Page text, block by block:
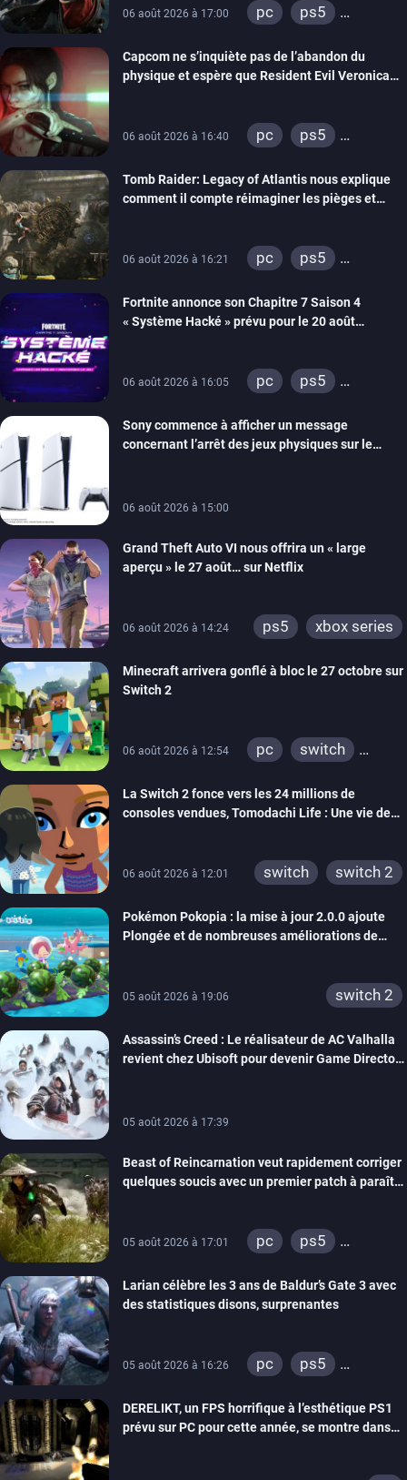
06 août 2026 à 17:00 pc
ps5
switch 2
Capcom ne s’inquiète pas de l’abandon du
physique et espère que Resident Evil Veronica
06 août 2026 à 16:40 pc
ps5
switch 2
Tomb Raider: Legacy of Atlantis nous explique
comment il compte réimaginer les pièges et
06 août 2026 à 16:21 pc
ps5
switch 2
Fortnite annonce son Chapitre 7 Saison 4
« Système Hacké » prévu pour le 20 août
06 août 2026 à 16:05 pc
ps5
switch
ios
android
ps4
Sony commence à afficher un message
concernant l’arrêt des jeux physiques sur le
06 août 2026 à 15:00
Grand Theft Auto VI nous offrira un « large
aperçu » le 27 août… sur Netflix
06 août 2026 à 14:24 ps5 xbox series
Minecraft arrivera gonflé à bloc le 27 octobre sur
Switch 2
06 août 2026 à 12:54 pc
switch
xbox one
wiiu
3ds
ps3
switch 2
La Switch 2 fonce vers les 24 millions de
consoles vendues, Tomodachi Life : Une vie de
06 août 2026 à 12:01 switch switch 2
Pokémon Pokopia : la mise à jour 2.0.0 ajoute
Plongée et de nombreuses améliorations de
05 août 2026 à 19:06 switch 2
Assassin’s Creed : Le réalisateur de AC Valhalla
revient chez Ubisoft pour devenir Game Director
05 août 2026 à 17:39
Beast of Reincarnation veut rapidement corriger
quelques soucis avec un premier patch à paraître
05 août 2026 à 17:01 pc
ps5
Larian célèbre les 3 ans de Baldur’s Gate 3 avec
des statistiques disons, surprenantes
05 août 2026 à 16:26 pc
ps5
DERELIKT, un FPS horrifique à l’esthétique PS1
prévu sur PC pour cette année, se montre dans